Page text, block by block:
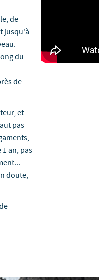
de
jusqu'à
du
de
et
pas
an, pas
doute,